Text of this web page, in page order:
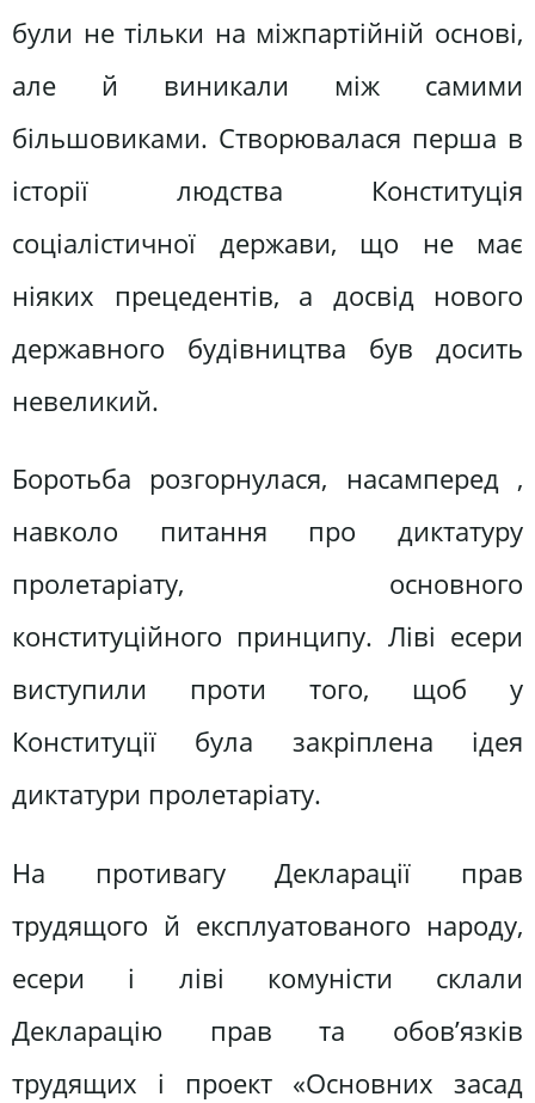
були не тільки на міжпартійній основі,
але й виникали між самими
більшовиками. Створювалася перша в
історії людства Конституція
соціалістичної держави, що не має
ніяких прецедентів, а досвід нового
державного будівництва був досить
невеликий.
Боротьба розгорнулася, насамперед ,
навколо питання про диктатуру
пролетаріату, основного
конституційного принципу. Ліві есери
виступили проти того, щоб у
Конституції була закріплена ідея
диктатури пролетаріату.
На противагу Декларації прав
трудящого й експлуатованого народу,
есери і ліві комуністи склали
Декларацію прав та обов’язків
трудящих і проект «Основних засад